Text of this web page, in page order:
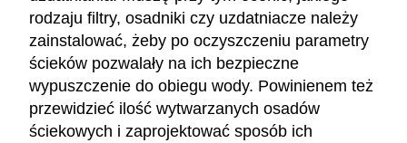
rodzaju filtry, osadniki czy uzdatniacze należy
zainstalować, żeby po oczyszczeniu parametry
ścieków pozwalały na ich bezpieczne
wypuszczenie do obiegu wody. Powinienem też
przewidzieć ilość wytwarzanych osadów
ściekowych i zaprojektować sposób ich